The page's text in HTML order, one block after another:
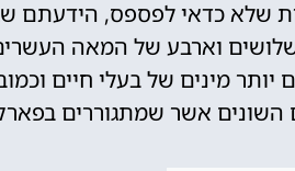
שלא כדאי לפספס, הידעתם
שלושים וארבע של המאה
מינים של בעלי חיים
השונים אשר שמתגוררים